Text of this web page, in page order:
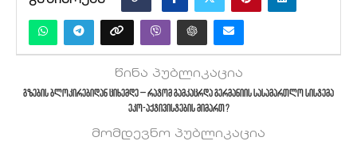
წინა პუბლიკაცია
გზების ბლოკირებიდან ციხემდე – რატომ გამკაცრდა გერმანიის სასამართლო სისტემა
ეკო-აქტივისტების მიმართ?
მომდევნო პუბლიკაცია